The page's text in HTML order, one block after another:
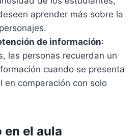
aprender más sobre la
de información:
las personas recuerdan un
cuando se presenta
en comparación con solo
en el aula